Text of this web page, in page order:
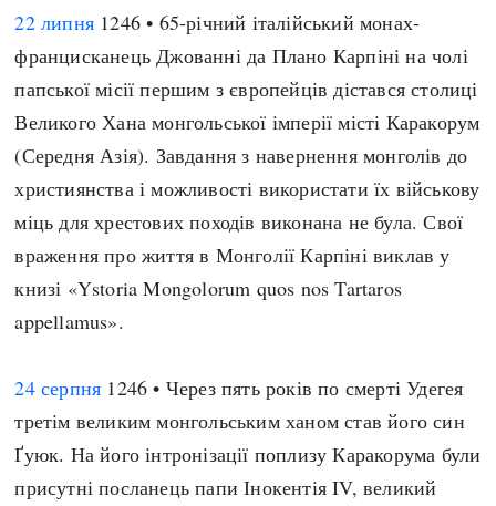
22 липня 1246 • 65-річний італійський монах-
францисканець Джованні да Плано Карпіні на чолі
папської місії першим з європейців дістався столиці
Великого Хана монгольської імперії місті Каракорум
(Середня Азія). Завдання з навернення монголів до
християнства і можливості використати їх військову
міць для хрестових походів виконана не була. Свої
враження про життя в Монголії Карпіні виклав у
книзі «Ystoria Mongolorum quos nos Tartaros
appellamus».
24 серпня 1246 • Через пять років по смерті Удегея
третім великим монгольським ханом став його син
Ґуюк. На його інтронізації поплизу Каракорума були
присутні посланець папи Інокентія IV, великий